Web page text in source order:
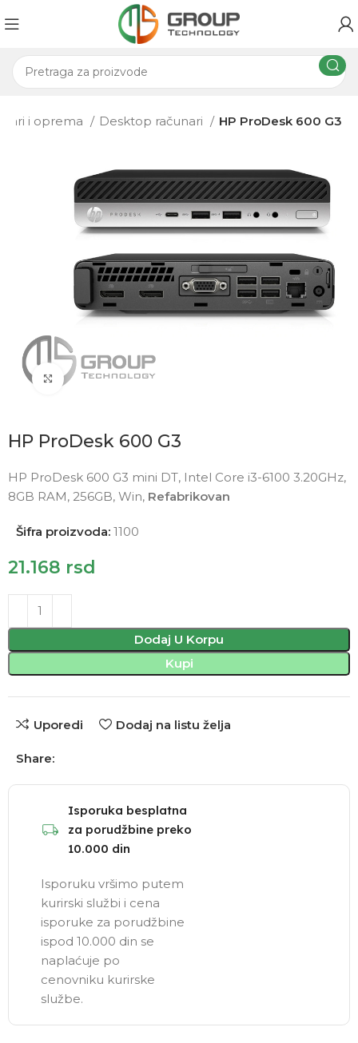
i oprema Desktop računari HP ProDesk 600 G3
Click to enlarge
HP ProDesk 600 G3
HP ProDesk 600 G3 mini DT, Intel Core i3-6100 3.20GHz,
8GB RAM, 256GB, Win, Refabrikovan
Šifra proizvoda:1100
21.168 rsd
Dodaj U Korpu
Kupi
Uporedi Dodaj na listu želja
Share:
Isporuka besplatna
za porudžbine preko
10.000 din
Isporuku vršimo putem
kurirski službi i cena
isporuke za porudžbine
ispod 10.000 din se
naplaćuje po
cenovniku kurirske
službe.